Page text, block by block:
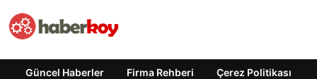
Güncel Haberler Firma Rehberi Çerez Politikası